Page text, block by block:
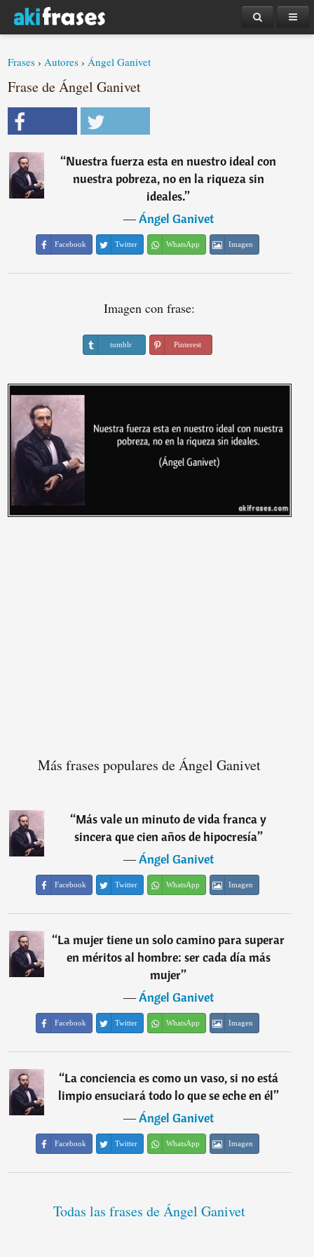
Frases ›Autores ›Ángel Ganivet
Frase de Ángel Ganivet
“Nuestra fuerza esta en nuestro ideal con
nuestra pobreza, no en la riqueza sin
ideales.”
―Ángel Ganivet
Facebook Twitter WhatsApp Imagen
Imagen con frase:
tumblr Pinterest
Más frases populares de Ángel Ganivet
“Más vale un minuto de vida franca y
sincera que cien años de hipocresía”
―Ángel Ganivet
Facebook Twitter WhatsApp Imagen
“La mujer tiene un solo camino para superar
en méritos al hombre: ser cada día más
mujer”
―Ángel Ganivet
Facebook Twitter WhatsApp Imagen
“La conciencia es como un vaso, si no está
limpio ensuciará todo lo que se eche en él”
―Ángel Ganivet
Facebook Twitter WhatsApp Imagen
Todas las frases de Ángel Ganivet